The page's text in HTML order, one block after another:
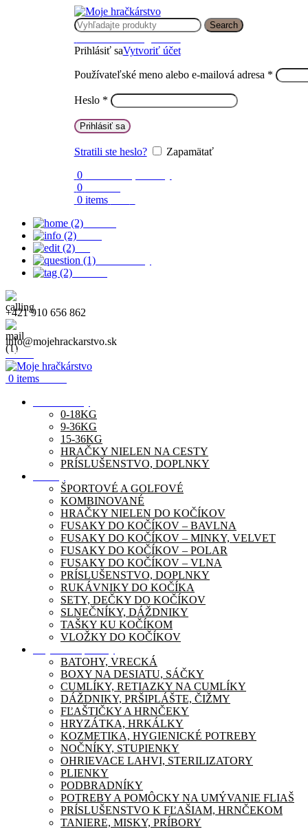
Search
Prihlásiť saVytvoriť účet
Používateľské meno alebo e-mailová adresa *
Heslo *
Prihlásiť sa
Stratili ste heslo?
Zapamätať
0
0
0 items
+421 910 656 862
info@mojehrackarstvo.sk
Menu
0 items
0-18KG
9-36KG
15-36KG
HRAČKY NIELEN NA CESTY
PRÍSLUŠENSTVO, DOPLNKY
ŠPORTOVÉ A GOLFOVÉ
KOMBINOVANÉ
HRAČKY NIELEN DO KOČÍKOV
FUSAKY DO KOČÍKOV – BAVLNA
FUSAKY DO KOČÍKOV – MINKY, VELVET
FUSAKY DO KOČÍKOV – POLAR
FUSAKY DO KOČÍKOV – VLNA
PRÍSLUŠENSTVO, DOPLNKY
RUKÁVNIKY DO KOČÍKA
SETY, DEČKY DO KOČÍKOV
SLNEČNÍKY, DÁŽDNIKY
TAŠKY KU KOČÍKOM
VLOŽKY DO KOČÍKOV
BATOHY, VRECKÁ
BOXY NA DESIATU, SÁČKY
CUMLÍKY, RETIAZKY NA CUMLÍKY
DÁŽDNIKY, PRŠIPLÁŠTE, ČIŽMY
FĽAŠTIČKY A HRNČEKY
HRYZÁTKA, HRKÁLKY
KOZMETIKA, HYGIENICKÉ POTREBY
NOČNÍKY, STUPIENKY
OHRIEVACE LAHVI, STERILIZATORY
PLIENKY
PODBRADNÍKY
POTREBY A POMÔCKY NA UMÝVANIE FLIAŠ
PRÍSLUŠENSTVO K FĽAŠIAM, HRNČEKOM
TANIERE, MISKY, PRÍBORY